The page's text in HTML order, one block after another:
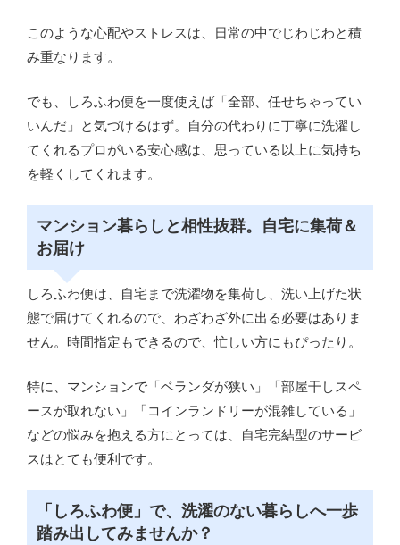
このような心配やストレスは、日常の中でじわじわと積
み重なります。
でも、しろふわ便を一度使えば「全部、任せちゃってい
いんだ」と気づけるはず。自分の代わりに丁寧に洗濯し
てくれるプロがいる安心感は、思っている以上に気持ち
を軽くしてくれます。
マンション暮らしと相性抜群。自宅に集荷＆
お届け
しろふわ便は、自宅まで洗濯物を集荷し、洗い上げた状
態で届けてくれるので、わざわざ外に出る必要はありま
せん。時間指定もできるので、忙しい方にもぴったり。
特に、マンションで「ベランダが狭い」「部屋干しスペ
ースが取れない」「コインランドリーが混雑している」
などの悩みを抱える方にとっては、自宅完結型のサービ
スはとても便利です。
「しろふわ便」で、洗濯のない暮らしへ一歩
踏み出してみませんか？